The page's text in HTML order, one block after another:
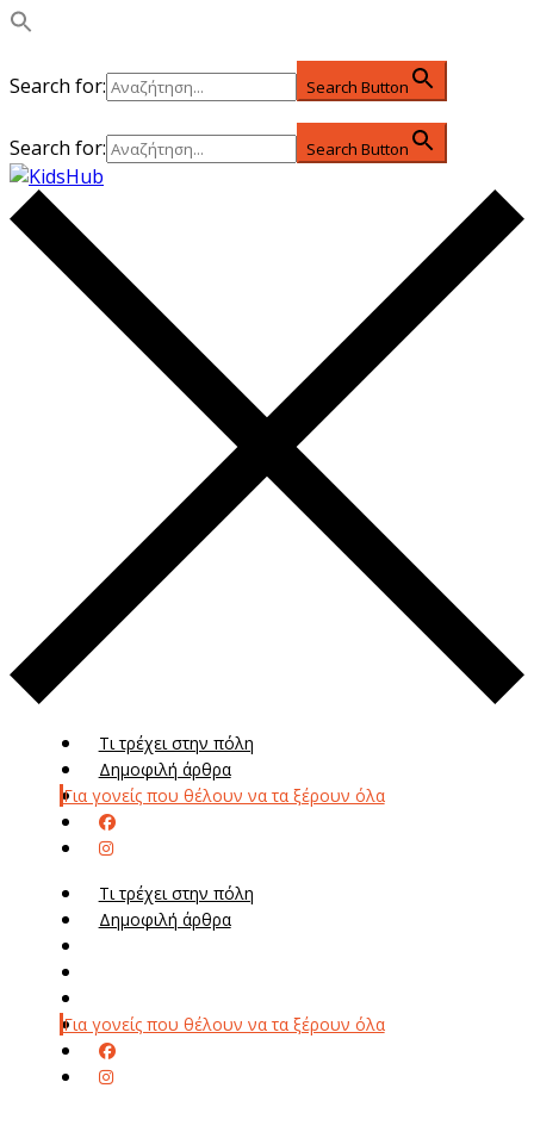
Search for: Search Button
Search for: Search Button
Τι τρέχει στην πόλη
Δημοφιλή άρθρα
Για γονείς που θέλουν να τα ξέρουν όλα
Τι τρέχει στην πόλη
Δημοφιλή άρθρα
Για γονείς που θέλουν να τα ξέρουν όλα